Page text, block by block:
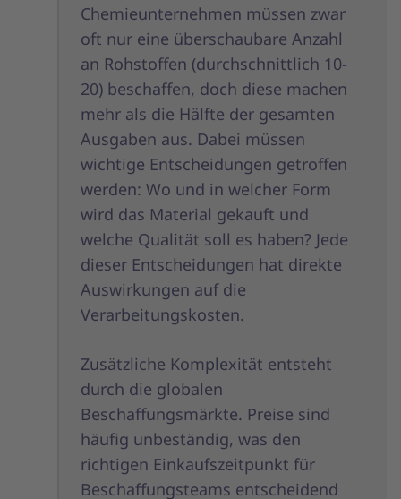
Chemieunternehmen müssen zwar
oft nur eine überschaubare Anzahl
an Rohstoffen (durchschnittlich 10-
20) beschaffen, doch diese machen
mehr als die Hälfte der gesamten
Ausgaben aus. Dabei müssen
wichtige Entscheidungen getroffen
werden: Wo und in welcher Form
wird das Material gekauft und
welche Qualität soll es haben? Jede
dieser Entscheidungen hat direkte
Auswirkungen auf die
Verarbeitungskosten.
Zusätzliche Komplexität entsteht
durch die globalen
Beschaffungsmärkte. Preise sind
häufig unbeständig, was den
richtigen Einkaufszeitpunkt für
Beschaffungsteams entscheidend